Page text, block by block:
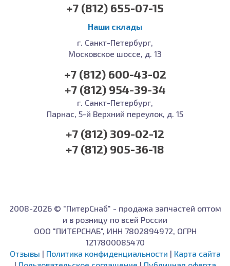
+7 (812) 655-07-15
Наши склады
г. Санкт-Петербург,
Московское шоссе, д. 13
+7 (812) 600-43-02
+7 (812) 954-39-34
г. Санкт-Петербург,
Парнас, 5-й Верхний переулок, д. 15
+7 (812) 309-02-12
+7 (812) 905-36-18
2008-2026 © "ПитерСнаб" - продажа запчастей оптом
и в розницу по всей России
ООО "ПИТЕРСНАБ", ИНН 7802894972, ОГРН
1217800085470
Отзывы | Политика конфиденциальности | Карта сайта